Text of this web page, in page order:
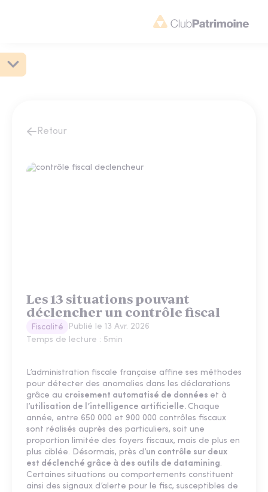
Retour
Les 13 situations pouvant
déclencher un contrôle fiscal
Fiscalité Publié le 13 Avr. 2026
Temps de lecture : 5min
L’administration fiscale française affine ses méthodes
pour détecter des anomalies dans les déclarations
grâce au croisement automatisé de données et à
l’utilisation de l’intelligence artificielle. Chaque
année, entre 650 000 et 900 000 contrôles fiscaux
sont réalisés auprès des particuliers, soit une
proportion limitée des foyers fiscaux, mais de plus en
plus ciblée. Désormais, près d’un contrôle sur deux
est déclenché grâce à des outils de datamining.
Certaines situations ou comportements constituent
ainsi des signaux d’alerte pour le fisc, susceptibles de